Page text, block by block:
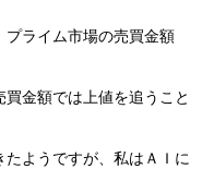
プライム市場の売買金額
金額では上値を追うこと
ようですが、私はＡＩに